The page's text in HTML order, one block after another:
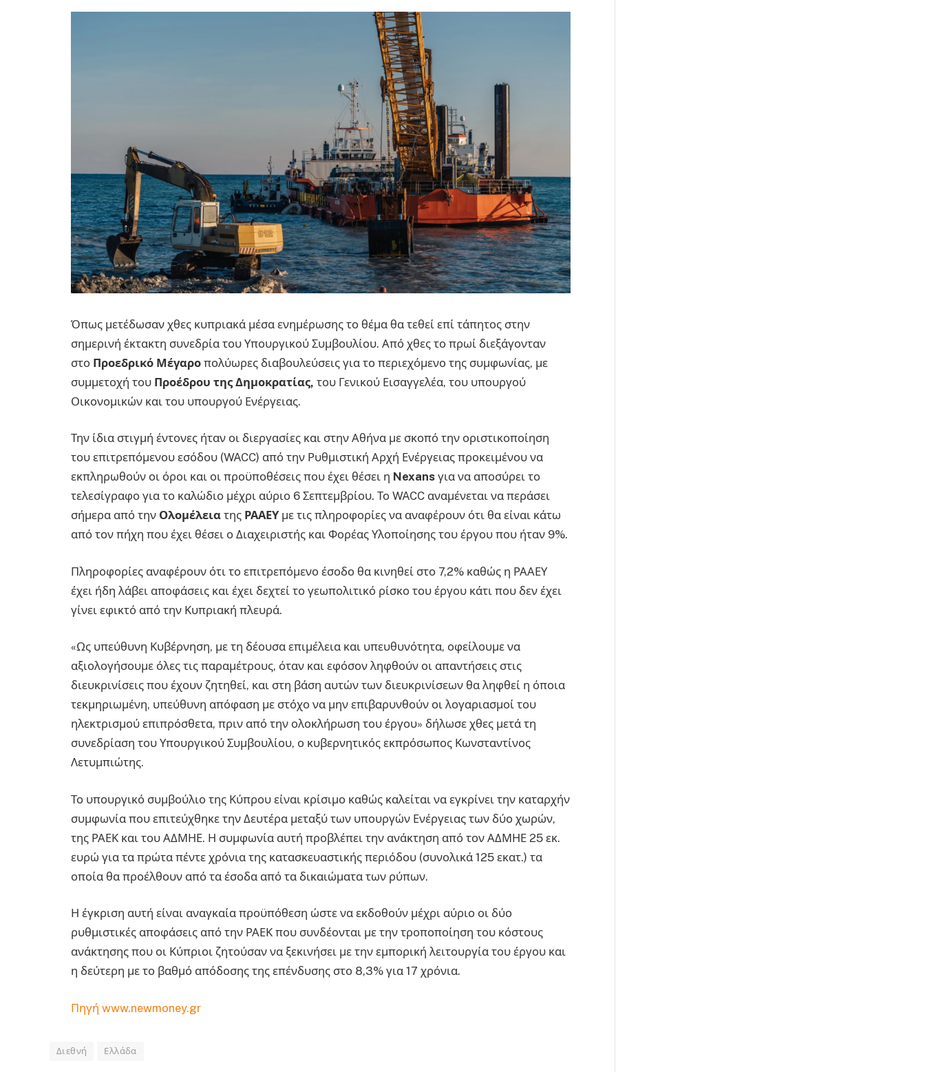
Όπως μετέδωσαν χθες κυπριακά μέσα ενημέρωσης το θέμα θα τεθεί επί τάπητος στην
σημερινή έκτακτη συνεδρία του Υπουργικού Συμβουλίου. Από χθες το πρωί διεξάγονταν
στο Προεδρικό Μέγαρο πολύωρες διαβουλεύσεις για το περιεχόμενο της συμφωνίας, με
συμμετοχή του Προέδρου της Δημοκρατίας, του Γενικού Εισαγγελέα, του υπουργού
Οικονομικών και του υπουργού Ενέργειας.
Την ίδια στιγμή έντονες ήταν οι διεργασίες και στην Αθήνα με σκοπό την οριστικοποίηση
του επιτρεπόμενου εσόδου (WACC) από την Ρυθμιστική Αρχή Ενέργειας προκειμένου να
εκπληρωθούν οι όροι και οι προϋποθέσεις που έχει θέσει η Nexans για να αποσύρει το
τελεσίγραφο για το καλώδιο μέχρι αύριο 6 Σεπτεμβρίου. Το WACC αναμένεται να περάσει
σήμερα από την Ολομέλεια της ΡΑΑΕΥμε τις πληροφορίες να αναφέρουν ότι θα είναι κάτω
από τον πήχη που έχει θέσει ο Διαχειριστής και Φορέας Υλοποίησης του έργου που ήταν 9%.
Πληροφορίες αναφέρουν ότι το επιτρεπόμενο έσοδο θα κινηθεί στο 7,2% καθώς η ΡΑΑΕΥ
έχει ήδη λάβει αποφάσεις και έχει δεχτεί το γεωπολιτικό ρίσκο του έργου κάτι που δεν έχει
γίνει εφικτό από την Κυπριακή πλευρά.
«Ως υπεύθυνη Κυβέρνηση, με τη δέουσα επιμέλεια και υπευθυνότητα, οφείλουμε να
αξιολογήσουμε όλες τις παραμέτρους, όταν και εφόσον ληφθούν οι απαντήσεις στις
διευκρινίσεις που έχουν ζητηθεί, και στη βάση αυτών των διευκρινίσεων θα ληφθεί η όποια
τεκμηριωμένη, υπεύθυνη απόφαση με στόχο να μην επιβαρυνθούν οι λογαριασμοί του
ηλεκτρισμού επιπρόσθετα, πριν από την ολοκλήρωση του έργου» δήλωσε χθες μετά τη
συνεδρίαση του Υπουργικού Συμβουλίου, ο κυβερνητικός εκπρόσωπος Κωνσταντίνος
Λετυμπιώτης.
Το υπουργικό συμβούλιο της Κύπρου είναι κρίσιμο καθώς καλείται να εγκρίνει την καταρχήν
συμφωνία που επιτεύχθηκε την Δευτέρα μεταξύ των υπουργών Ενέργειας των δύο χωρών,
της ΡΑΕΚ και του ΑΔΜΗΕ. Η συμφωνία αυτή προβλέπει την ανάκτηση από τον ΑΔΜΗΕ 25 εκ.
ευρώ για τα πρώτα πέντε χρόνια της κατασκευαστικής περιόδου (συνολικά 125 εκατ.) τα
οποία θα προέλθουν από τα έσοδα από τα δικαιώματα των ρύπων.
Η έγκριση αυτή είναι αναγκαία προϋπόθεση ώστε να εκδοθούν μέχρι αύριο οι δύο
ρυθμιστικές αποφάσεις από την ΡΑΕΚ που συνδέονται με την τροποποίηση του κόστους
ανάκτησης που οι Κύπριοι ζητούσαν να ξεκινήσει με την εμπορική λειτουργία του έργου και
η δεύτερη με το βαθμό απόδοσης της επένδυσης στο 8,3% για 17 χρόνια.
Πηγή www.newmoney.gr
Διεθνή Ελλάδα